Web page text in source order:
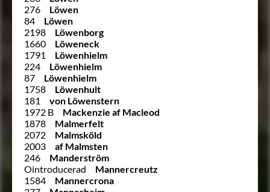
276
Löwen
84
Löwen
2198
Löwenborg
1660
Löweneck
1791
Löwenhielm
224
Löwenhielm
87
Löwenhielm
1758
Löwenhult
181
von Löwenstern
1972 B
Mackenzie af Macleod
1878
Malmerfelt
2072
Malmsköld
2003
af Malmsten
246
Manderström
Ointroducerad
Mannercreutz
1584
Mannercrona